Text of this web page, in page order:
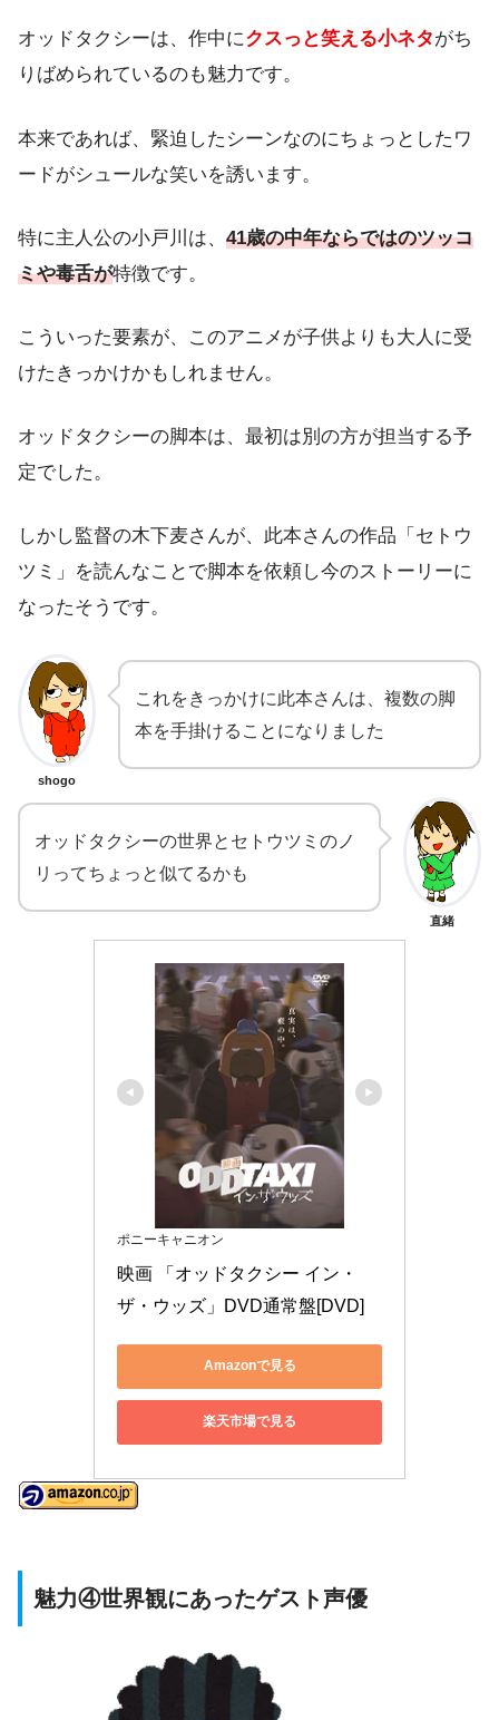
オッドタクシーは、作中にクスっと笑える小ネタがち
りばめられているのも魅力です。
本来であれば、緊迫したシーンなのにちょっとしたワ
ードがシュールな笑いを誘います。
特に主人公の小戸川は、 41歳の中年ならではのツッコ
ミや毒舌が特徴です。
こういった要素が、このアニメが子供よりも大人に受
けたきっかけかもしれません。
オッドタクシーの脚本は、最初は別の方が担当する予
定でした。
しかし監督の木下麦さんが、此本さんの作品「セトウ
ツミ」を読んなことで脚本を依頼し今のストーリーに
なったそうです。
shogo
これをきっかけに此本さんは、複数の脚
本を手掛けることになりました
直緒
オッドタクシーの世界とセトウツミのノ
リってちょっと似てるかも
ポニーキャニオン
映画 「オッドタクシー イン・
ザ・ウッズ」DVD通常盤[DVD]
Amazonで見る
楽天市場で見る
魅力④世界観にあったゲスト声優